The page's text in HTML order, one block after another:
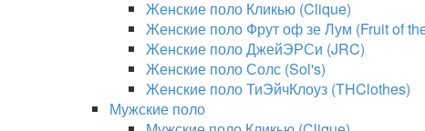
Женские поло Кликью (Clique)
Женские поло Фрут оф зе Лум (Fruit of
Женские поло ДжейЭРСи (JRC)
Женские поло Солс (Sol's)
Женские поло ТиЭйчКлоуз (THClothes)
Мужские поло